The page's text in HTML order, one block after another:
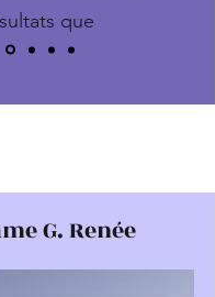
que
G. Renée